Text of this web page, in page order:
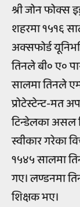
श्री जोन फोक्स
शहरमा १५१६
अक्सफोर्ड
तिनले बी० ए०
सालमा तिनले
प्रोटेस्टेन्ट-मत
टिन्डेलका असल
स्वीकार गरेका
१५४५ सालमा
गए। लण्डनमा
शिक्षक भए।